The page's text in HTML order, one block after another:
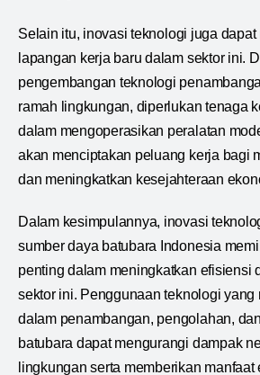
Selain itu, inovasi teknologi juga dapat
lapangan kerja baru dalam sektor ini.
pengembangan teknologi
ramah lingkungan, diperlukan tenaga
dalam mengoperasikan peralatan
akan menciptakan peluang kerja bagi
dan meningkatkan kesejahteraan
Dalam kesimpulannya, inovasi
sumber daya batubara Indonesia
penting dalam meningkatkan efisiensi
sektor ini. Penggunaan teknologi yang
dalam penambangan, pengolahan,
batubara dapat mengurangi dampak
lingkungan serta memberikan manfaat